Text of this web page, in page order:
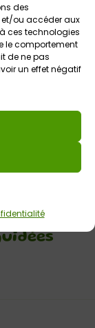
des
et/ou accéder aux
ces technologies
le comportement
de ne pas
un effet négatif
des visites
: